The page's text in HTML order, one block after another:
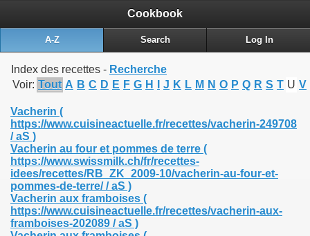
Cookbook
A-Z Search Log In
Index des recettes - Recherche
Voir: Tout A B C D E F G H J K L M N O P Q R S T U V
Vacherin (
https://www.cuisineactuelle.fr/recettes/vacherin-249708
/ aS )
Vacherin au four et pommes de terre (
https://www.swissmilk.ch/fr/recettes-
idees/recettes/RB_ZK_2009-10/vacherin-au-four-et-
pommes-de-terre/ / aS )
Vacherin aux framboises (
https://www.cuisineactuelle.fr/recettes/vacherin-aux-
framboises-202089 / aS )